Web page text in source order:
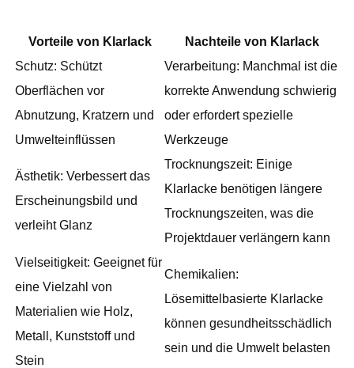
Vorteile von Klarlack
Nachteile von Klarlack
Schutz: Schützt
Oberflächen vor
Abnutzung, Kratzern und
Umwelteinflüssen
Verarbeitung: Manchmal ist die
korrekte Anwendung schwierig
oder erfordert spezielle
Werkzeuge
Ästhetik: Verbessert das
Erscheinungsbild und
verleiht Glanz
Trocknungszeit: Einige
Klarlacke benötigen längere
Trocknungszeiten, was die
Projektdauer verlängern kann
Vielseitigkeit: Geeignet für
eine Vielzahl von
Materialien wie Holz,
Metall, Kunststoff und
Stein
Chemikalien:
Lösemittelbasierte Klarlacke
können gesundheitsschädlich
sein und die Umwelt belasten